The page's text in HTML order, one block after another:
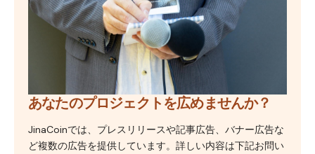
あなたのプロジェクトを広めませんか？
JinaCoinでは、プレスリリースや記事広告、バナー広告な
ど複数の広告を提供しています。詳しい内容は下記お問い